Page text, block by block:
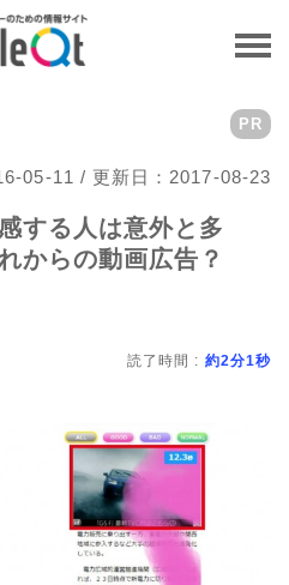
05-11 / 更新日：2017-08-23
PR
する人は意外と多
からの動画広告？
読了時間 : 約2分1秒